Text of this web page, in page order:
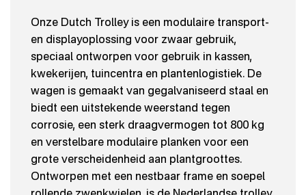
Onze Dutch Trolley is een modulaire transport-
en displayoplossing voor zwaar gebruik,
speciaal ontworpen voor gebruik in kassen,
kwekerijen, tuincentra en plantenlogistiek. De
wagen is gemaakt van gegalvaniseerd staal en
biedt een uitstekende weerstand tegen
corrosie, een sterk draagvermogen tot 800 kg
en verstelbare modulaire planken voor een
grote verscheidenheid aan plantgroottes.
Ontworpen met een nestbaar frame en soepel